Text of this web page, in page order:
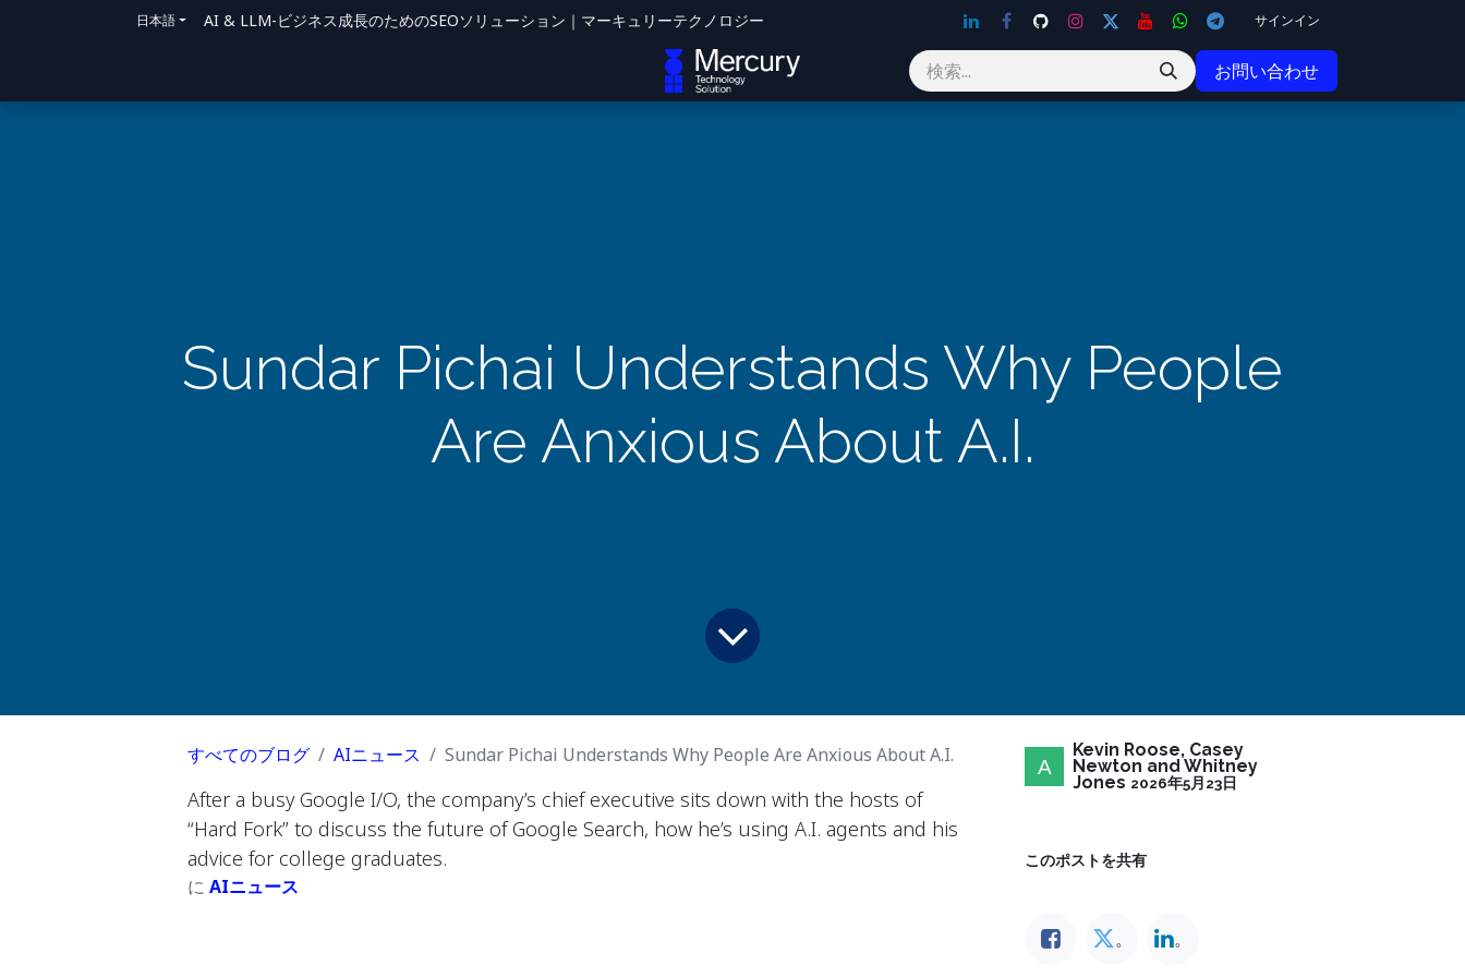
日本語 AI & LLM-ビジネス成長のためのSEOソリューション｜マーキュリーテクノロジー サインイン
お問い合わせ お問い合わせ
Sundar Pichai Understands Why People
Are Anxious About A.I.
すべてのブログ AIニュース Sundar Pichai Understands Why People Are Anxious About A.I.
After a busy Google I/O, the company’s chief executive sits down with the hosts of
“Hard Fork” to discuss the future of Google Search, how he’s using A.I. agents and his
advice for college graduates.
に AIニュース
Kevin Roose, Casey
Newton and Whitney
Jones 2026年5月23日
このポストを共有
。 。